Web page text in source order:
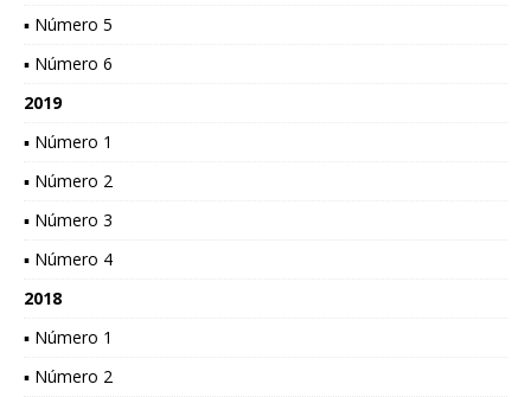
▪ Número 5
▪ Número 6
2019
▪ Número 1
▪ Número 2
▪ Número 3
▪ Número 4
2018
▪ Número 1
▪ Número 2